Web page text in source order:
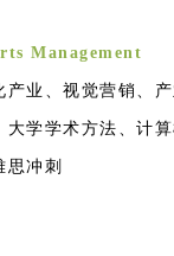
Management
业、视觉营销、
学学术方法、计
思冲刺